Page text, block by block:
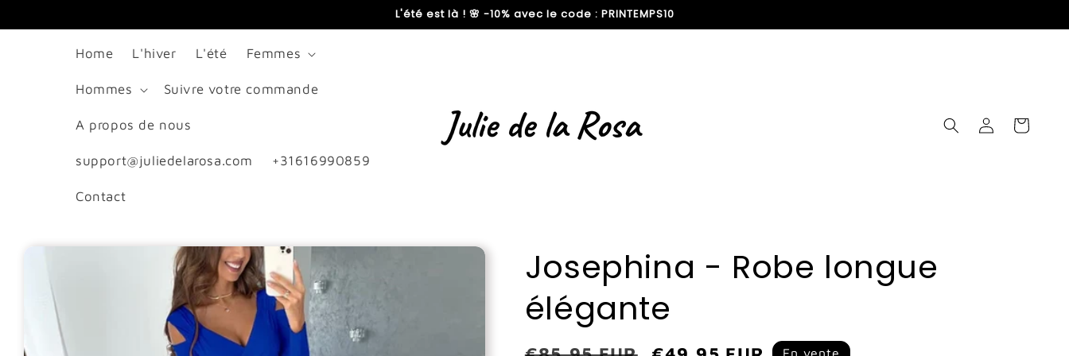
au
contenu
L'été est là ! 🌸 -10% avec le code : PRINTEMPS10
Home L'hiver L'été Femmes
Hommes Suivre votre commande
A propos de nous
support@juliedelarosa.com +31616990859
Contact
ConnexionPanier
Passer aux
Josephina - Robe longue
élégante
En vente